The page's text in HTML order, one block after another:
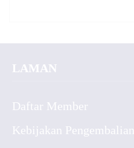
LAMAN
Daftar Member
Kebijakan Pengembalian